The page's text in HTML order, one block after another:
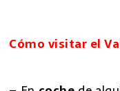
Cómo visitar el